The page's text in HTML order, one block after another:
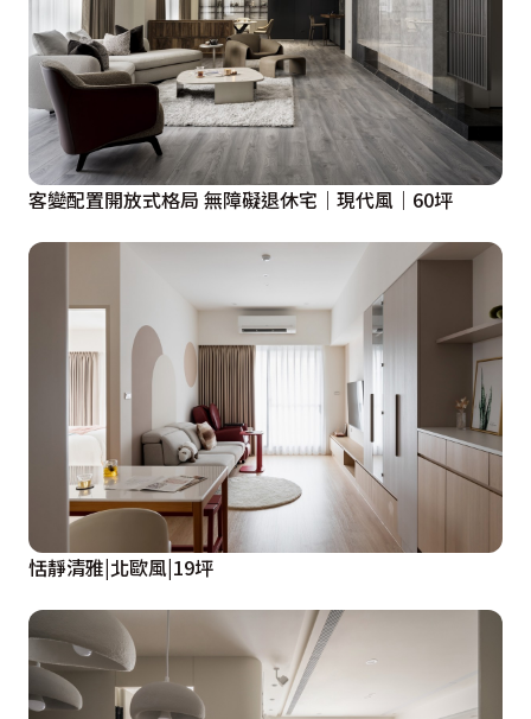
分，門板皆選擇隱藏式設計，讓視覺得以延伸化解小坪數
容易產生的侷促感，電視牆兩端分別為衛浴及更衣間，其
實原始格局僅有一個相當大的衛浴空間，考量到屋主有大
量衣物收納及工作妝髮的需求，設計團隊大膽加入一道隔
間牆，既保留浴室功能，更創造出了小宅少見的獨立更衣
室，擁有ㄇ字型收納動線，亦預留電子衣櫥的空間，同時
最後來到主臥室，推開格柵造型的隱藏門板，映入眼簾的
是城市住宅難得的L型雙面採光，由於毋須考量衣櫥位
置，讓臥房的視野得以完全釋放，而視線回道主臥背牆，
粉藕色的藝術漆再次回應整體空間的核心氛圍，完美的前
後呼應，成功營造精緻時尚的居家氛圍。
客變配置開放式格局 無障礙退休宅｜現代風｜60坪
恬靜清雅|北歐風|19坪